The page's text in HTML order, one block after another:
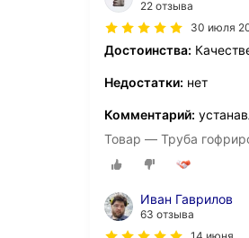
22 отзыва
30 июля
Достоинства:
Недостатки: нет
Комментарий:
Товар — Труба
Иван Гаврилов
63 отзыва